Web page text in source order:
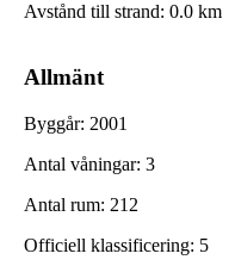
Avstånd till strand: 0.0 km
Allmänt
Byggår: 2001
Antal våningar: 3
Antal rum: 212
Officiell klassificering: 5